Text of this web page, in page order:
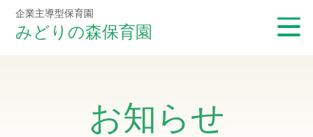
企業主導型保育園
みどりの森保育園
お知らせ